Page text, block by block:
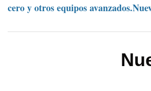
cero y otros equipos avanzados.